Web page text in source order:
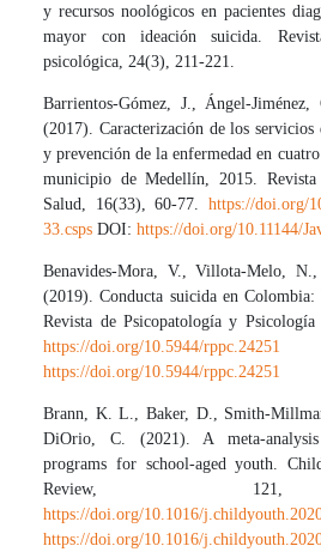
y recursos noológicos en pacientes
mayor con ideación suicida.
psicológica, 24(3), 211-221.
Barrientos-Gómez, J., Ángel-
(2017). Caracterización de los
y prevención de la enfermedad en
municipio de Medellín, 2015.
Salud, 16(33), 60-77. https://doi.org/
33.csps DOI:https://doi.org/10.11144/
Benavides-Mora, V., Villota-Melo,
(2019). Conducta suicida en Colombia:
Revista de Psicopatología y
https://doi.org/10.5944/rppc.24251
https://doi.org/10.5944/rppc.24251
Brann, K. L., Baker, D., Smith-
DiOrio, C. (2021). A meta-
programs for school-aged youth.
Review, 121,
https://doi.org/10.1016/
https://doi.org/10.1016/